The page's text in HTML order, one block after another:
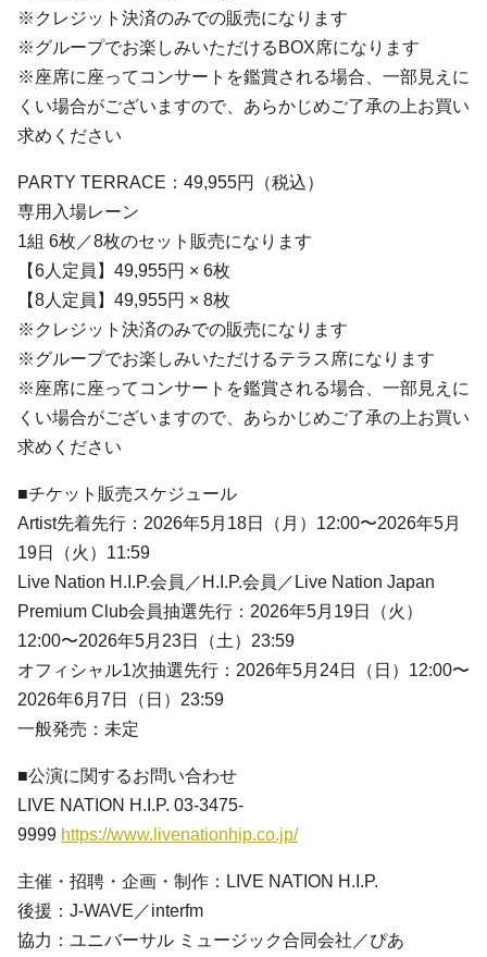
※クレジット決済のみでの販売になります
※グループでお楽しみいただけるBOX席になります
※座席に座ってコンサートを鑑賞される場合、一部見えに
くい場合がございますので、あらかじめご了承の上お買い
求めください
PARTY TERRACE：49,955円（税込）
専用入場レーン
1組 6枚／8枚のセット販売になります
【6人定員】49,955円 × 6枚
【8人定員】49,955円 × 8枚
※クレジット決済のみでの販売になります
※グループでお楽しみいただけるテラス席になります
※座席に座ってコンサートを鑑賞される場合、一部見えに
くい場合がございますので、あらかじめご了承の上お買い
求めください
■チケット販売スケジュール
Artist先着先行：2026年5月18日（月）12:00〜2026年5月
19日（火）11:59
Live Nation H.I.P.会員／H.I.P.会員／Live Nation Japan
Premium Club会員抽選先行：2026年5月19日（火）
12:00〜2026年5月23日（土）23:59
オフィシャル1次抽選先行：2026年5月24日（日）12:00〜
2026年6月7日（日）23:59
一般発売：未定
■公演に関するお問い合わせ
LIVE NATION H.I.P. 03-3475-
9999 https://www.livenationhip.co.jp/
主催・招聘・企画・制作：LIVE NATION H.I.P.
後援：J-WAVE／interfm
協力：ユニバーサル ミュージック合同会社／ぴあ